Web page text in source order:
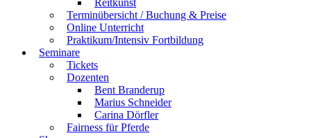
Reitkunst
Terminübersicht / Buchung & Preise
Online Unterricht
Praktikum/Intensiv Fortbildung
Seminare
Tickets
Dozenten
Bent Branderup
Marius Schneider
Carina Dörfler
Fairness für Pferde